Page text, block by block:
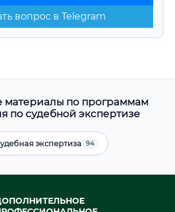
вопрос в Telegram
материалы по программам
по судебной экспертизе
экспертиза 94